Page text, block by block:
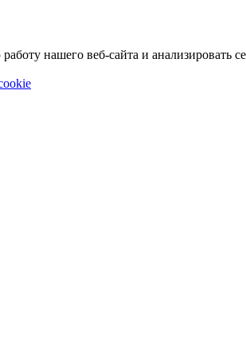
нашего веб-сайта и анализировать